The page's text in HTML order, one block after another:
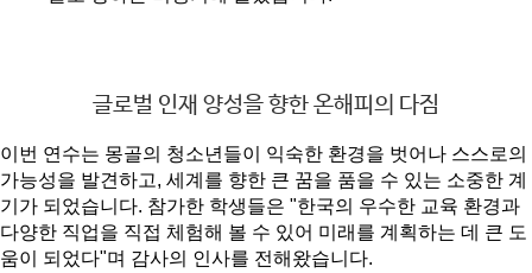
글로벌 인재 양성을 향한 온해피의 다짐
이번 연수는 몽골의 청소년들이 익숙한 환경을 벗어나 스스로의
가능성을 발견하고, 세계를 향한 큰 꿈을 품을 수 있는 소중한 계
기가 되었습니다. 참가한 학생들은 "한국의 우수한 교육 환경과
다양한 직업을 직접 체험해 볼 수 있어 미래를 계획하는 데 큰 도
움이 되었다"며 감사의 인사를 전해왔습니다.